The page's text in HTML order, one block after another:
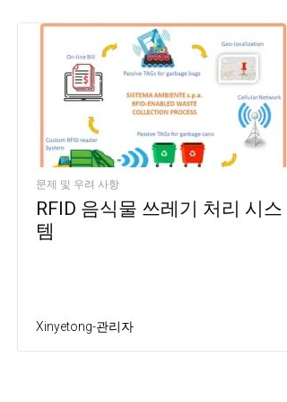
문제 및 우려 사항
RFID 음식물 쓰레기 처리 시스
템
Xinyetong-관리자